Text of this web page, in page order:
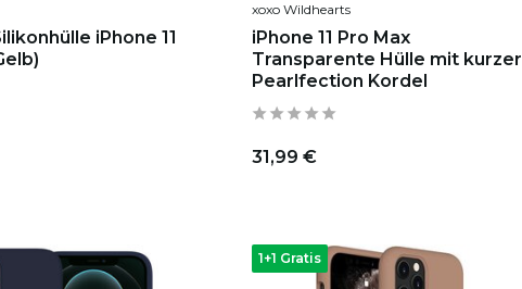
iPhone 11
xoxo Wildhearts
iPhone 11 Pro Max
Transparente Hülle mit kurzer
Pearlfection Kordel
31,99 €
1+1 Gratis